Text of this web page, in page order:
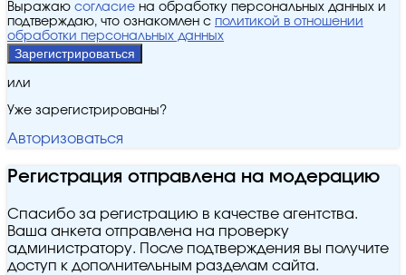
Выражаю согласие на обработку персональных данных и
подтверждаю, что ознакомлен с политикой в отношении
обработки персональных данных
Зарегистрироваться
или
Уже зарегистрированы?
Авторизоваться
Регистрация отправлена на модерацию
Спасибо за регистрацию в качестве агентства.
Ваша анкета отправлена на проверку
администратору. После подтверждения вы получите
доступ к дополнительным разделам сайта.